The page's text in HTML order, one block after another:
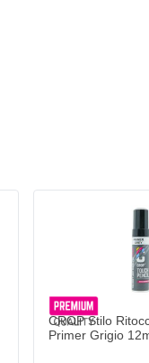
CROP Stilo
Primer Grigio